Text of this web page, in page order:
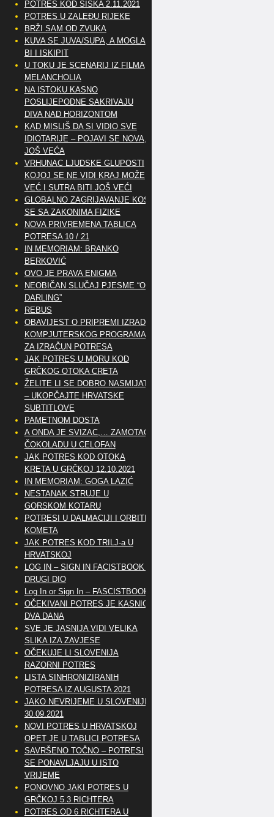
POTRES KOD SISKA 2.11.2021
POTRES U ZALEĐU RIJEKE
BRŽI SAM OD ZVUKA
KUVA SE JUVA/SUPA, A MOGLA
BI I ISKIPIT
U TOKU JE SCENARIJ IZ FILMA
MELANCHOLIA
NA ISTOKU KASNO
POSLIJEPODNE SAKRIVAJU
DIVA NAD HORIZONTOM
KAD MISLIŠ DA SI VIDIO SVE
IDIOTARIJE – POJAVI SE NOVA,..
JOŠ VEĆA
VRHUNAC LJUDSKE GLUPOSTI
KOJOJ SE NE VIDI KRAJ MOŽE
VEĆ I SUTRA BITI JOŠ VEĆI
GLOBALNO ZAGRIJAVANJE KOSI
SE SA ZAKONIMA FIZIKE
NOVA PRIVREMENA TABLICA
POTRESA 10 / 21
IN MEMORIAM: BRANKO
BERKOVIĆ
OVO JE PRAVA ENIGMA
NEOBIČAN SLUČAJ PJESME “OH
DARLING”
REBUS
OBAVIJEST O PRIPREMI IZRADE
KOMPJUTERSKOG PROGRAMA
ZA IZRAČUN POTRESA
JAK POTRES U MORU KOD
GRČKOG OTOKA CRETA
ŽELITE LI SE DOBRO NASMIJATI
– UKOPČAJTE HRVATSKE
SUBTITLOVE
PAMETNOM DOSTA
A ONDA JE SVIZAC,… ZAMOTAO
ČOKOLADU U CELOFAN
JAK POTRES KOD OTOKA
KRETA U GRČKOJ 12.10.2021
IN MEMORIAM: GOGA LAZIĆ
NESTANAK STRUJE U
GORSKOM KOTARU
POTRESI U DALMACIJI I ORBITE
KOMETA
JAK POTRES KOD TRILJ-a U
HRVATSKOJ
LOG IN – SIGN IN FACISTBOOK –
DRUGI DIO
Log In or Sign In – FASCISTBOOK
OČEKIVANI POTRES JE KASNIO
DVA DANA
SVE JE JASNIJA VIDI VELIKA
SLIKA IZA ZAVJESE
OČEKUJE LI SLOVENIJA
RAZORNI POTRES
LISTA SINHRONIZIRANIH
POTRESA IZ AUGUSTA 2021
JAKO NEVRIJEME U SLOVENIJI
30.09.2021
NOVI POTRES U HRVATSKOJ
OPET JE U TABLICI POTRESA
SAVRŠENO TOČNO – POTRESI
SE PONAVLJAJU U ISTO
VRIJEME
PONOVNO JAKI POTRES U
GRČKOJ 5.3 RICHTERA
POTRES OD 6 RICHTERA U